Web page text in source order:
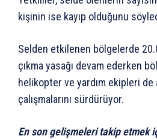
kişinin ise kayıp olduğunu
Selden etkilenen bölgelerde
çıkma yasağı devam ederken
helikopter ve yardım ekipleri de
çalışmalarını sürdürüyor.
En son gelişmeleri takip etmek